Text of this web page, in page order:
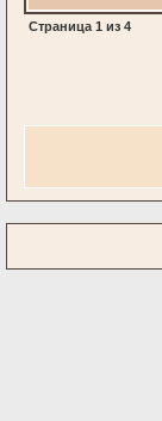
Страница 1 из 4